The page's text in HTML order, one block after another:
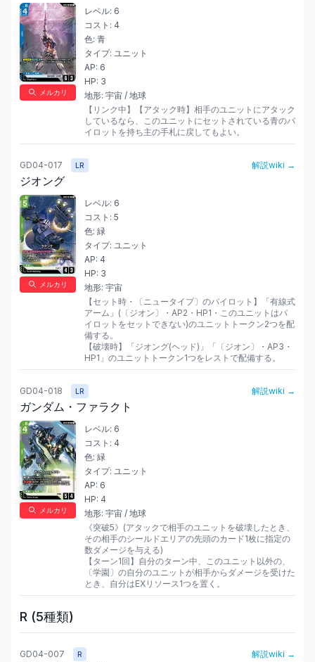
メルカリ
レベル: 6
コスト: 4
色: 青
タイプ: ユニット
AP: 6
HP: 3
地形: 宇宙 / 地球
【リンク中】【アタック時】相手のユニットにアタック
しているなら、このユニットにセットされている青のパ
イロットを持ち主の手札に戻してもよい。
GD04-017 LR 解説wiki →
ジオング
メルカリ
レベル: 6
コスト: 5
色: 緑
タイプ: ユニット
AP: 4
HP: 3
地形: 宇宙
【セット時・〔ニュータイプ〕のパイロット】「有線式
アーム」(〔ジオン〕・AP2・HP1・このユニットはパ
イロットをセットできない)のユニットトークン2つを配
備する。
【破壊時】「ジオング(ヘッド)」「〔ジオン〕・AP3・
HP1」のユニットトークン1つをレストで配備する。
GD04-018 LR 解説wiki →
ガンダム・ファラクト
メルカリ
レベル: 6
コスト: 4
色: 緑
タイプ: ユニット
AP: 6
HP: 4
地形: 宇宙 / 地球
《突破5》(アタックで相手のユニットを破壊したとき、
その相手のシールドエリアの先頭のカード1枚に指定の
数ダメージを与える)
【ターン1回】自分のターン中、このユニット以外の、
〔学園〕の自分のユニットが相手からダメージを受けた
とき、自分はEXリソース1つを置く。
R (5種類)
GD04-007 R 解説wiki →